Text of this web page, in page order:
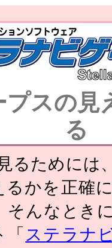
プスの見
る
るためには
るかを正確
そんなとき
ステラナ